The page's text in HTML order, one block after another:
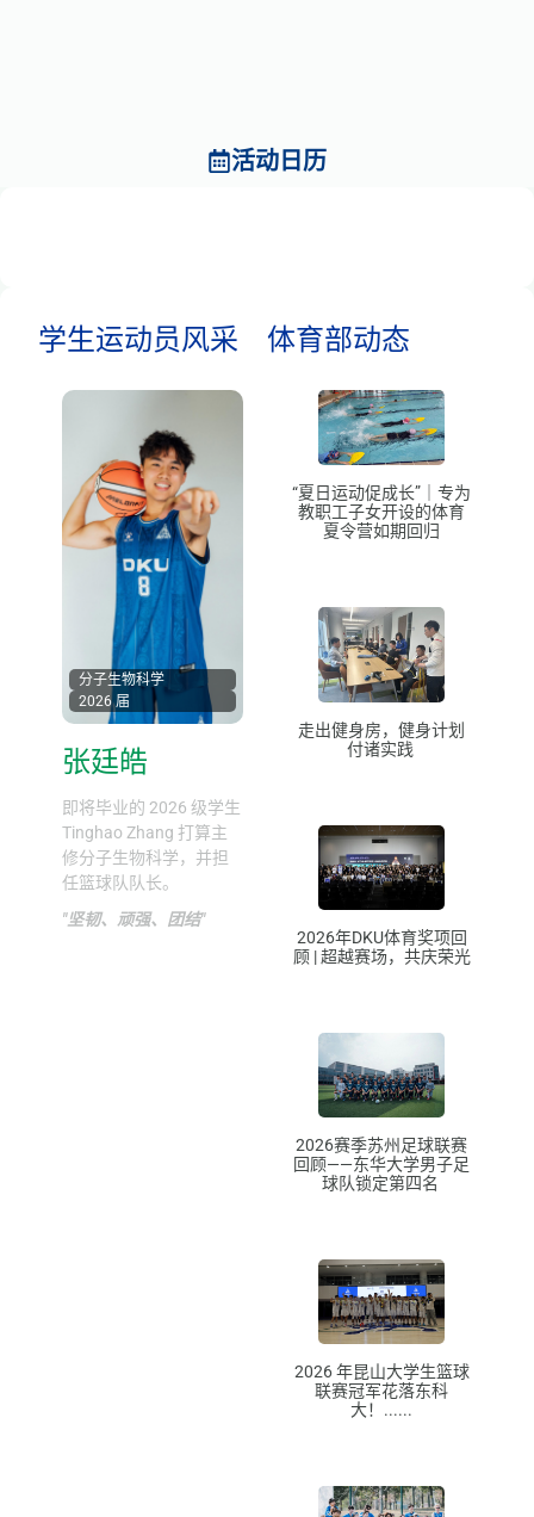
活动日历
学生运动员风采
分子生物科学
2026 届
张廷皓
即将毕业的 2026 级学生
Tinghao Zhang 打算主
修分子生物科学，并担
任篮球队队长。
"坚韧、顽强、团结"
体育部动态
“夏日运动促成长”｜专为
教职工子女开设的体育
夏令营如期回归
走出健身房，健身计划
付诸实践
2026年DKU体育奖项回
顾 | 超越赛场，共庆荣光
2026赛季苏州足球联赛
回顾——东华大学男子足
球队锁定第四名
2026 年昆山大学生篮球
联赛冠军花落东科
大！......